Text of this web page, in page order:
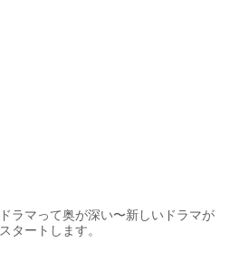
ドラマって奥が深い〜新しいドラマが
スタートします。